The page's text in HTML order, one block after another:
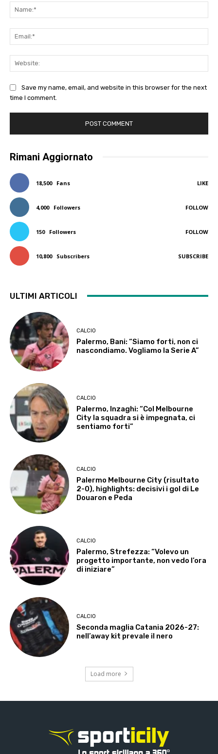
Save my name, email, and website in this browser for the next
time I comment.
Rimani Aggiornato
18,500 Fans LIKE
4,000 Followers FOLLOW
150 Followers FOLLOW
10,800 Subscribers SUBSCRIBE
ULTIMI ARTICOLI
CALCIO
Palermo, Bani: “Siamo forti, non ci
nascondiamo. Vogliamo la Serie A”
CALCIO
Palermo, Inzaghi: “Col Melbourne
City la squadra si è impegnata, ci
sentiamo forti”
CALCIO
Palermo Melbourne City (risultato
2-0), highlights: decisivi i gol di Le
Douaron e Peda
CALCIO
Palermo, Strefezza: “Volevo un
progetto importante, non vedo l’ora
di iniziare”
CALCIO
Seconda maglia Catania 2026-27:
nell’away kit prevale il nero
Load more